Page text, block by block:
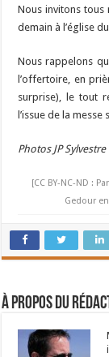
Nous invitons tous
demain à l’église
Nous rappelons
l’offertoire, en
surprise), le tout
l’issue de la
Photos JP Sylvestre
[CC BY-NC-ND :
Gedour
À propos du